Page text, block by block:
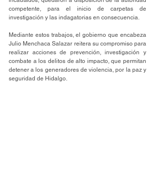
competente, para el inicio de carpetas de
investigación y las indagatorias en consecuencia.
Mediante estos trabajos, el gobierno que encabeza
Julio Menchaca Salazar reitera su compromiso para
realizar acciones de prevención, investigación y
combate a los delitos de alto impacto, que permitan
detener a los generadores de violencia, por la paz y
seguridad de Hidalgo.